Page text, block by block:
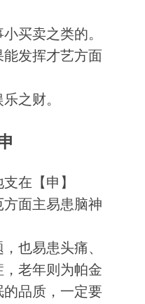
买卖之类的。
发挥才艺方面
之财。
在【申】
面主易患脑神
也易患头痛、
老年则为帕金
品质，一定要